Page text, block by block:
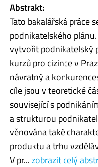
Abstrakt:
Tato bakalářská práce
podnikatelského
vytvořit podnikatelský
kurzů pro cizince v
návratný a
cíle jsou v teoretické
související s
a strukturou
věnována také
produktu a trhu
V pr...zobrazit celý